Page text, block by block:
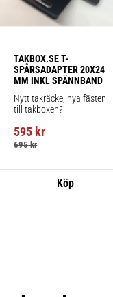
TAKBOX.SE T-
SPÅRSADAPTER 20X24
MM INKL SPÄNNBAND
Nytt takräcke, nya fästen
till takboxen?
595 kr
695kr